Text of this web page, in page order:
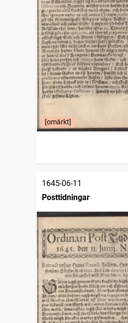
[omärkt]
1645-06-11
Posttidningar